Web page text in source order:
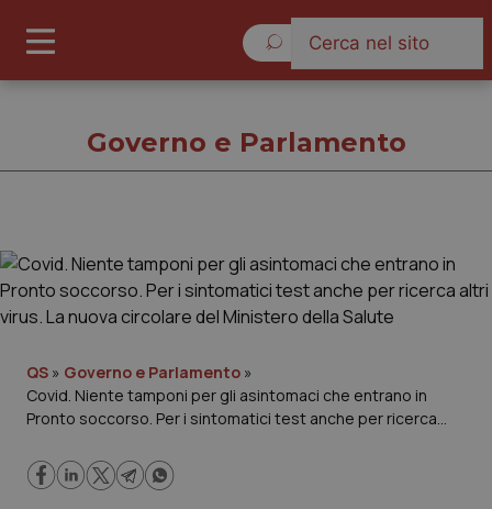
Cronache
Governo e Parlamento
Regioni e Asl
Lavoro e Professioni
Governo e Parlamento
QS » Governo e Parlamento »
Covid. Niente tamponi per gli asintomaci che entrano in
Pronto soccorso. Per i sintomatici test anche per ricerca